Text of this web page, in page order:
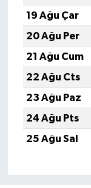
19 Ağu Çar
20 Ağu Per
21 Ağu Cum
22 Ağu Cts
23 Ağu Paz
24 Ağu Pts
25 Ağu Sal